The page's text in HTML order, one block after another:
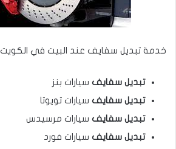
خدمة تبديل سفايف عند البيت في الكويت
تبديل سفايف سيارات بنز
تبديل سفايف سيارات تويوتا
تبديل سفايف سيارات مرسيدس
تبديل سفايف سيارات فورد